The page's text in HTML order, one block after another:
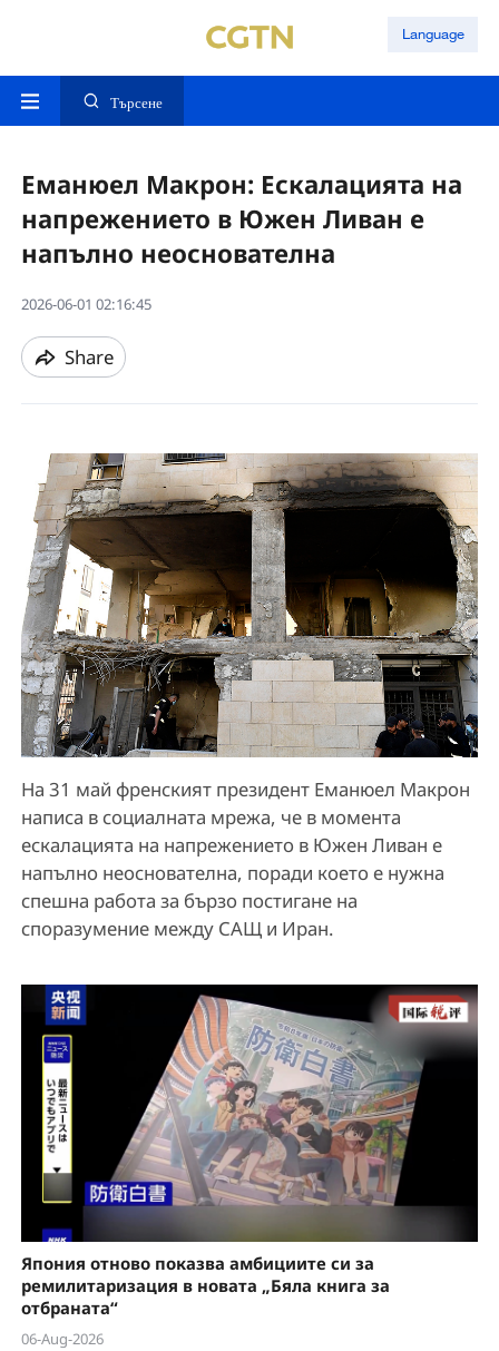
Language
Търсене
Еманюел Макрон: Ескалацията на
напрежението в Южен Ливан е
напълно неоснователна
2026-06-01 02:16:45
Share
На 31 май френският президент Еманюел Макрон
написа в социалната мрежа, че в момента
ескалацията на напрежението в Южен Ливан е
напълно неоснователна, поради което е нужна
спешна работа за бързо постигане на
споразумение между САЩ и Иран.
Япония отново показва амбициите си за
ремилитаризация в новата „Бяла книга за
отбраната“
06-Aug-2026